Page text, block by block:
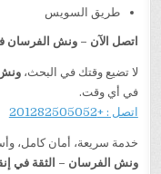
طريق السويس
اتصل الآن – ونش الفرسان
لا تضيع وقتك في البحث،
في أي وقت.
اتصل : +201282505052
خدمة سريعة، أمان كامل،
ونش الفرسان – الثقة في